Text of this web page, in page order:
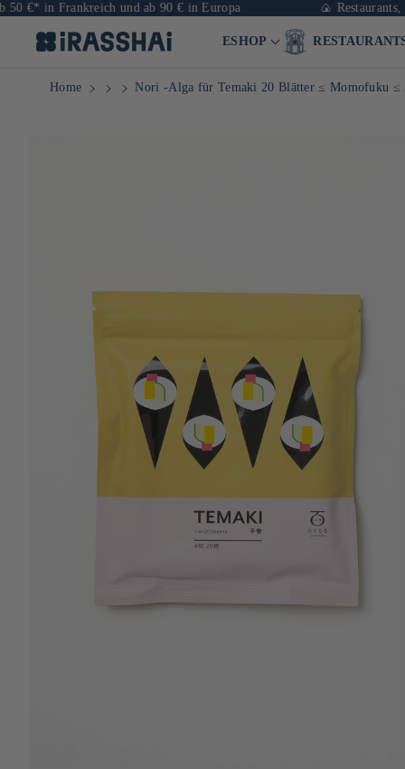
Frankreich und ab 90 € in Europa 🍙 Restaurants,
ESHOP
Home Nori -Alga für Temaki 20 Blätter ≤ Momofuku ≤